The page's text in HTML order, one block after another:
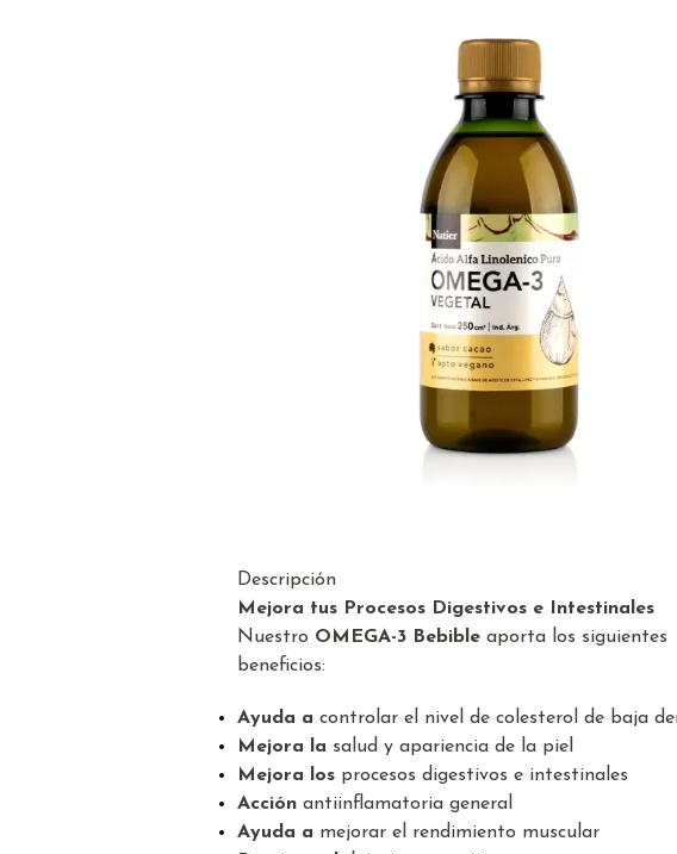
Descripción
Mejora tus Procesos Digestivos e Intestinales
Nuestro OMEGA-3 Bebible aporta los siguientes
beneficios:
Ayuda a controlar el nivel de colesterol de baja
Mejora la salud y apariencia de la piel
Mejora los procesos digestivos e intestinales
Acción antiinflamatoria general
Ayuda a mejorar el rendimiento muscular